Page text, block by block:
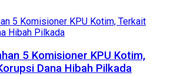
5 Komisioner KPU Kotim,
Dana Hibah Pilkada